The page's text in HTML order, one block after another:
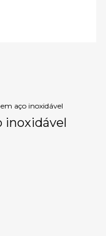
aço inoxidável
inoxidável